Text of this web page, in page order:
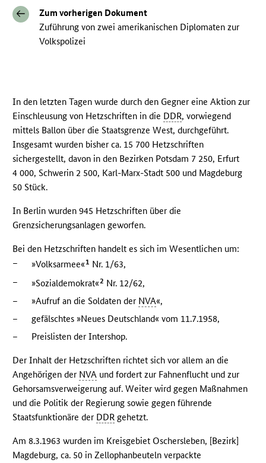
Zum vorherigen Dokument
Zuführung von zwei amerikanischen Diplomaten zur
Volkspolizei
In den letzten Tagen wurde durch den Gegner eine Aktion zur
Einschleusung von Hetzschriften in die DDR, vorwiegend
mittels Ballon über die Staatsgrenze West, durchgeführt.
Insgesamt wurden bisher ca. 15 700 Hetzschriften
sichergestellt, davon in den Bezirken Potsdam 7 250, Erfurt
4 000, Schwerin 2 500, Karl-Marx-Stadt 500 und Magdeburg
50 Stück.
In Berlin wurden 945 Hetzschriften über die
Grenzsicherungsanlagen geworfen.
Bei den Hetzschriften handelt es sich im Wesentlichen um:
–
»Volksarmee«1 Nr. 1/63,
–
»Sozialdemokrat«2 Nr. 12/62,
–
»Aufruf an die Soldaten der NVA«,
–
gefälschtes »Neues Deutschland« vom 11.7.1958,
–
Preislisten der Intershop.
Der Inhalt der Hetzschriften richtet sich vor allem an die
Angehörigen der NVA und fordert zur Fahnenflucht und zur
Gehorsamsverweigerung auf. Weiter wird gegen Maßnahmen
und die Politik der Regierung sowie gegen führende
Staatsfunktionäre der DDR gehetzt.
Am 8.3.1963 wurden im Kreisgebiet Oschersleben, [Bezirk]
Magdeburg, ca. 50 in Zellophanbeuteln verpackte